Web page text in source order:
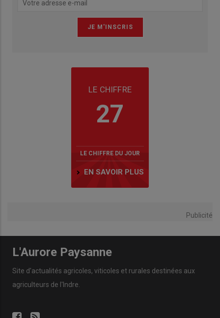
LE CHIFFRE
27
LE CHIFFRE DU JOUR
EN SAVOIR PLUS
Publicité
L'Aurore Paysanne
Site d'actualités agricoles, viticoles et rurales destinées aux
agriculteurs de l'Indre.